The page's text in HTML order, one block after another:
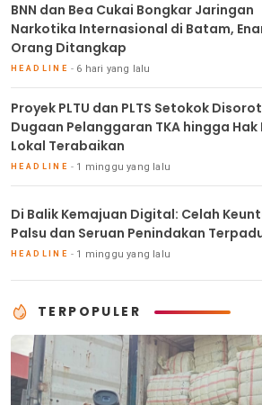
BNN dan Bea Cukai Bongkar Jaringan
Narkotika Internasional di Batam,
Orang Ditangkap
HEADLINE 6 hari yang lalu
Proyek PLTU dan PLTS Setokok
Dugaan Pelanggaran TKA hingga Hak
Lokal Terabaikan
HEADLINE 1 minggu yang lalu
Di Balik Kemajuan Digital: Celah
Palsu dan Seruan Penindakan
HEADLINE 1 minggu yang lalu
TERPOPULER